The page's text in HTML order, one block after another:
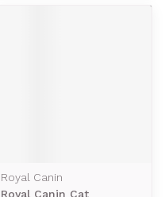
Royal Canin
Royal Canin Cat